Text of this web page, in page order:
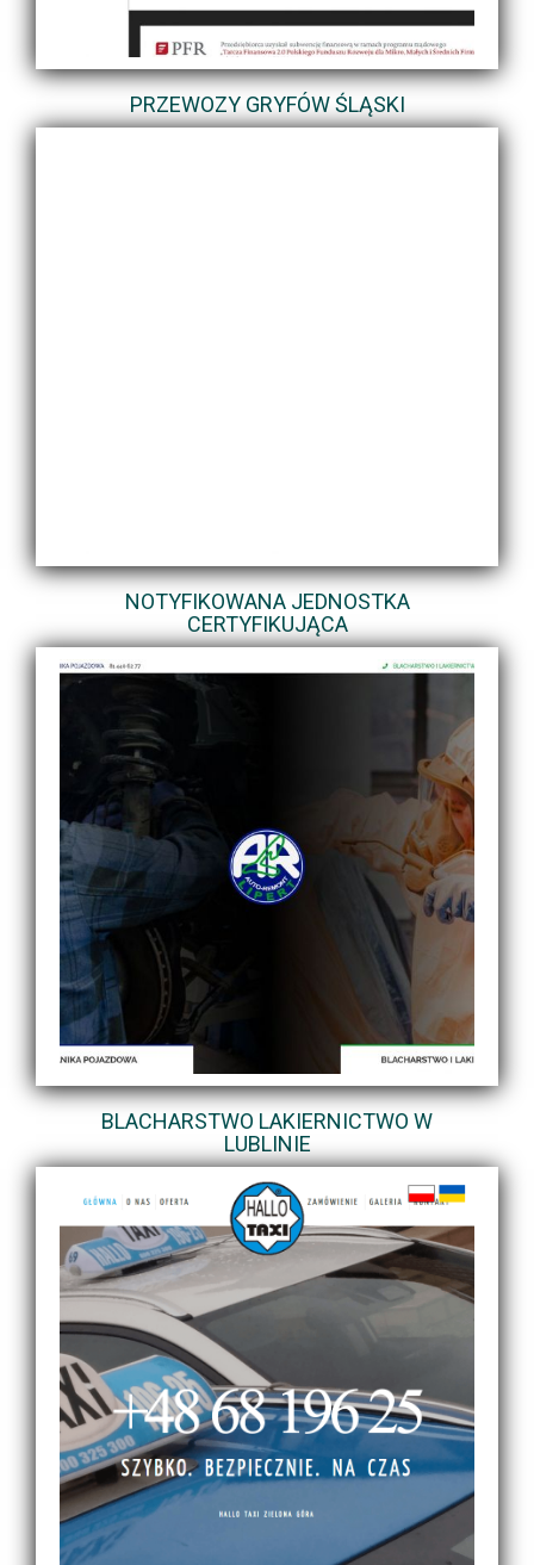
PRZEWOZY GRYFÓW ŚLĄSKI
NOTYFIKOWANA JEDNOSTKA
CERTYFIKUJĄCA
BLACHARSTWO LAKIERNICTWO W
LUBLINIE